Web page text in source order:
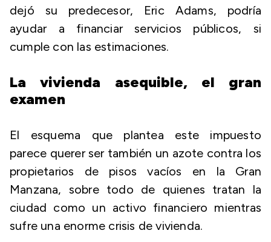
dejó su predecesor, Eric Adams, podría
ayudar a financiar servicios públicos, si
cumple con las estimaciones.
La vivienda asequible, el gran
examen
El esquema que plantea este impuesto
parece querer ser también un azote contra los
propietarios de pisos vacíos en la Gran
Manzana, sobre todo de quienes tratan la
ciudad como un activo financiero mientras
sufre una enorme crisis de vivienda.